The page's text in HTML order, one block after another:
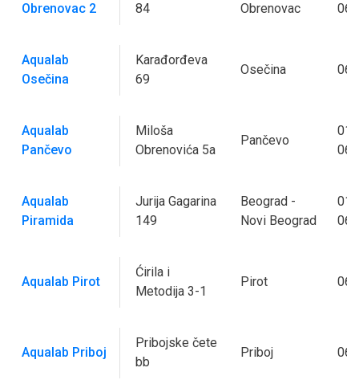
Obrenovac 2
84
Obrenovac
Aqualab
Osečina
Karađorđeva
69
Osečina
Aqualab
Pančevo
Miloša
Obrenovića 5a
Pančevo
Aqualab
Piramida
Jurija Gagarina
149
Beograd -
Novi Beograd
Aqualab Pirot
Ćirila i
Metodija 3-1
Pirot
Aqualab Priboj
Pribojske čete
bb
Priboj